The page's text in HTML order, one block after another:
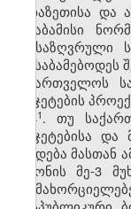
აფხაზეთისა და
შესაბამისი
განსაზღვრული
საქართველოს
ბიუჯეტების
4​1. თუ
ბიუჯეტებისა
გახდება
კანონის მე-3